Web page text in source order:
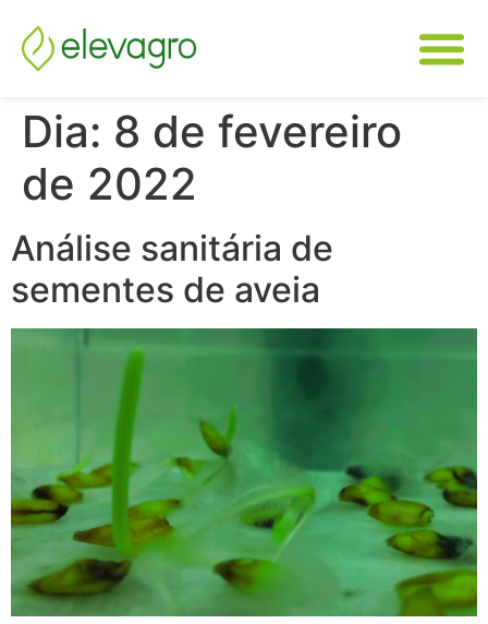
Dia: 8 de fevereiro
de 2022
Análise sanitária de
sementes de aveia